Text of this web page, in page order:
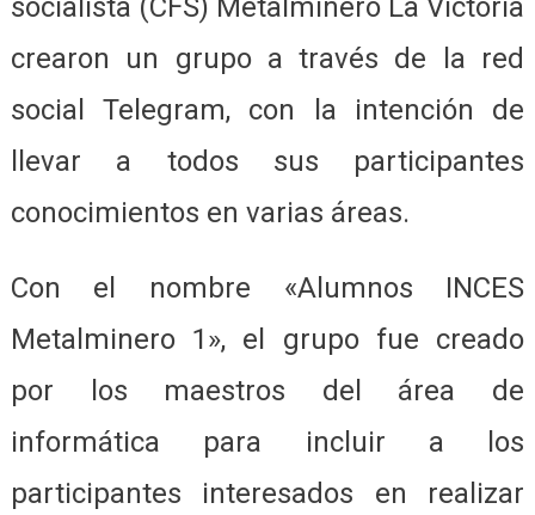
socialista (CFS) Metalminero La Victoria
crearon un grupo a través de la red
social Telegram, con la intención de
llevar a todos sus participantes
conocimientos en varias áreas.
Con el nombre «Alumnos INCES
Metalminero 1», el grupo fue creado
por los maestros del área de
informática para incluir a los
participantes interesados en realizar